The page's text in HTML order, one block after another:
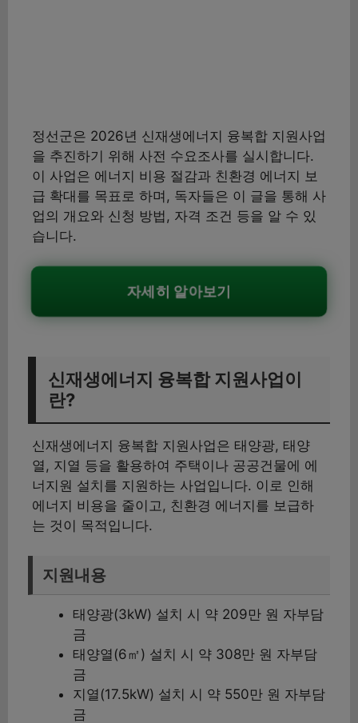
정선군은 2026년 신재생에너지 융복합 지원사업
을 추진하기 위해 사전 수요조사를 실시합니다.
이 사업은 에너지 비용 절감과 친환경 에너지 보
급 확대를 목표로 하며, 독자들은 이 글을 통해 사
업의 개요와 신청 방법, 자격 조건 등을 알 수 있
습니다.
자세히 알아보기
신재생에너지 융복합 지원사업이
란?
신재생에너지 융복합 지원사업은 태양광, 태양
열, 지열 등을 활용하여 주택이나 공공건물에 에
너지원 설치를 지원하는 사업입니다. 이로 인해
에너지 비용을 줄이고, 친환경 에너지를 보급하
는 것이 목적입니다.
지원내용
태양광(3kW) 설치 시 약 209만 원 자부담
금
태양열(6㎡) 설치 시 약 308만 원 자부담
금
지열(17.5kW) 설치 시 약 550만 원 자부담
금